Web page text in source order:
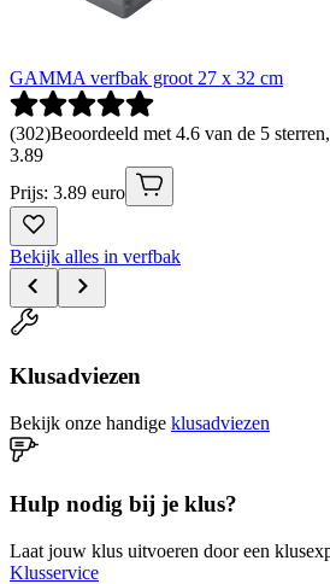
GAMMA verfbak groot 27 x 32 cm
(302)Beoordeeld met 4.6 van de 5
3.89
Prijs: 3.89 euro
Bekijk alles in verfbak
Klusadviezen
Bekijk onze handige klusadviezen
Hulp nodig bij je klus?
Laat jouw klus uitvoeren door een
Klusservice